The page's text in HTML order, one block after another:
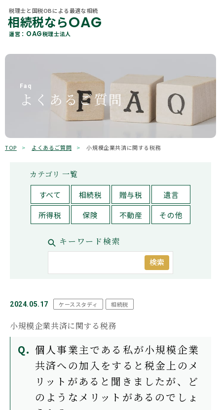
税理士と国税OBによる最適な相続
相続税ならOAG
運営： OAG税理士法人
税理士と国税OBによる最適な相続
相続税ならOAG
各種相続サービス
相続コラム
お客様の声
よくあるご質問
相続ガイド
カテゴリ 一覧
相続税
相続手続き
遺言
不動産
保険
贈与税
所得税
キーワード検索
検索
兄弟姉妹延滞税必要書類控除
相続税対策相続税早見表相続財産相続順位税務調査
おすすめ記事
遺言書より遺留分の権利の方が強
方
【遺産分割協議書の5つの提出
先】手続きの内容と提出期限を解
当社概要
税理士紹介
Office Information
事務所一覧
選ばれる理由
Faq
よくあるご質問
TOP よくあるご質問 小規模企業共済に関する税務
カテゴリ 一覧
すべて
相続税 贈与税
遺言
所得税
保険 不動産 その他
キーワード検索
検索
2024.05.17 ケーススタディ 相続税
小規模企業共済に関する税務
個人事業主である私が小規模企業
共済への加入をすると税金上のメ
リットがあると聞きま したが、ど
のようなメリットがあるのでしょ